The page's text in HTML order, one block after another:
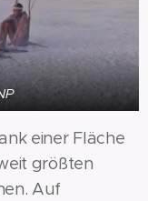
einer Fläche
größten
Auf